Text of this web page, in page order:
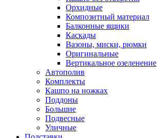
Орхидные
Композитный материал
Балконные ящики
Каскады
Вазоны, миски, рюмки
Оригинальные
Вертикальное озеленение
Автополив
Комплекты
Кашпо на ножках
Поддоны
Большие
Подвесные
Уличные